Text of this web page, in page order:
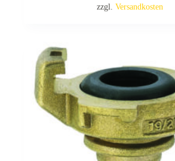
zzgl. Versandkosten